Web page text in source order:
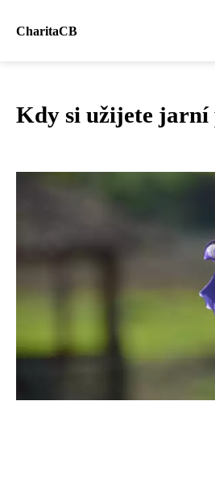
CharitaCB
Kdy si užijete jarní